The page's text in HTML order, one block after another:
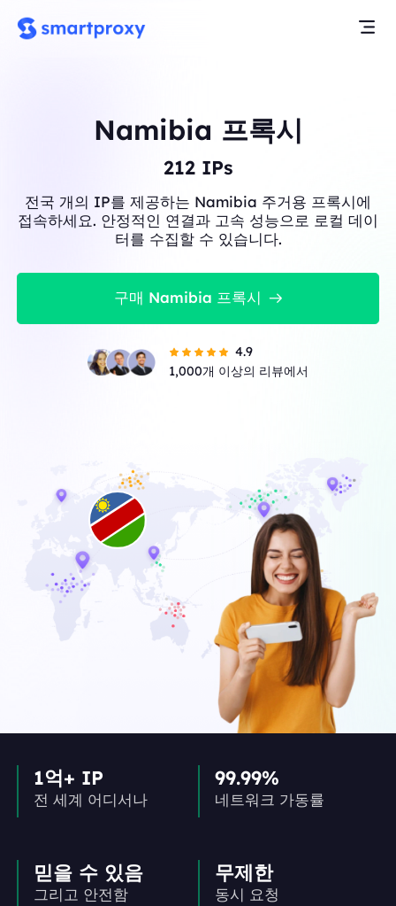
Namibia 프록시
212IPs
전국 개의 IP를 제공하는 Namibia 주거용 프록시에
접속하세요. 안정적인 연결과 고속 성능으로 로컬 데이
터를 수집할 수 있습니다.
구매 Namibia 프록시
4.9
1,000개 이상의 리뷰에서
1억+ IP
전 세계 어디서나
99.99%
네트워크 가동률
믿을 수 있음
그리고 안전함
무제한
동시 요청